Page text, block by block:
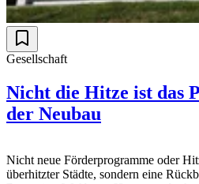
Gesellschaft
Nicht die Hitze ist das
der Neubau
Nicht neue Förderprogramme oder
überhitzter Städte, sondern eine